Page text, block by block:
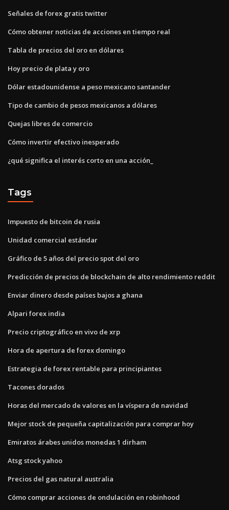
Señales de forex gratis twitter
Cómo obtener noticias de acciones en tiempo real
Tabla de precios del oro en dólares
Hoy precio de plata y oro
Dólar estadounidense a peso mexicano santander
Tipo de cambio de pesos mexicanos a dólares
Quejas libres de comercio
Cómo invertir efectivo inesperado
¿qué significa el interés corto en una acción_
Tags
Impuesto de bitcoin de rusia
Unidad comercial estándar
Gráfico de 5 años del precio spot del oro
Predicción de precios de blockchain de alto rendimiento reddit
Enviar dinero desde países bajos a ghana
Alpari forex india
Precio criptográfico en vivo de xrp
Hora de apertura de forex domingo
Estrategia de forex rentable para principiantes
Tacones dorados
Horas del mercado de valores en la víspera de navidad
Mejor stock de pequeña capitalización para comprar hoy
Emiratos árabes unidos monedas 1 dirham
Atsg stock yahoo
Precios del gas natural australia
Cómo comprar acciones de ondulación en robinhood